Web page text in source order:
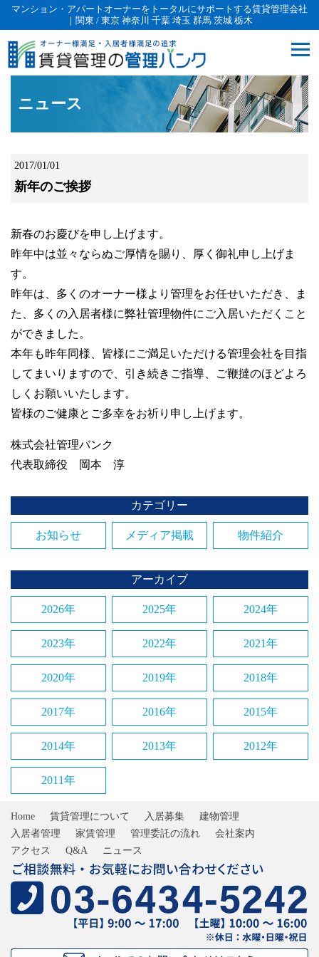
マンション・アパートオーナーをトータルにサポートする賃貸管理会社
｜関東 / 東京 神奈川 千葉 埼玉 群馬 茨城 栃木
ニュース
2017/01/01
新年のご挨拶
新春のお慶びを申し上げます。
昨年中は並々ならぬご厚情を賜り、厚く御礼申し上げま
す。
昨年は、多くのオーナー様より管理をお任せいただき、ま
た、多くの入居者様に弊社管理物件にご入居いただくこと
ができました。
本年も昨年同様、皆様にご満足いただける管理会社を目指
してまいりますので、引き続きご指導、ご鞭撻のほどよろ
しくお願いいたします。
皆様のご健康とご多幸をお祈り申し上げます。
株式会社管理バンク
代表取締役 岡本 淳
カテゴリー
お知らせ メディア掲載 物件紹介
アーカイブ
2026年 2025年 2024年
2023年 2022年 2021年
2020年 2019年 2018年
2017年 2016年 2015年
2014年 2013年 2012年
2011年
Home 賃貸管理について 入居募集
建物管理
入居者管理
家賃管理 管理委託の流れ
会社案内
アクセス
Q&A ニュース